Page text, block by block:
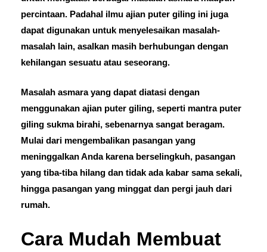
percintaan. Padahal ilmu ajian puter giling ini juga
dapat digunakan untuk menyelesaikan masalah-
masalah lain, asalkan masih berhubungan dengan
kehilangan sesuatu atau seseorang.
Masalah asmara yang dapat diatasi dengan
menggunakan ajian puter giling, seperti mantra puter
giling sukma birahi, sebenarnya sangat beragam.
Mulai dari mengembalikan pasangan yang
meninggalkan Anda karena berselingkuh, pasangan
yang tiba-tiba hilang dan tidak ada kabar sama sekali,
hingga pasangan yang minggat dan pergi jauh dari
rumah.
Cara Mudah Membuat